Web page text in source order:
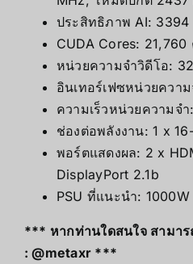
ประสิทธิภาพ AI: 3394
CUDA Cores: 21,760
หน่วยความจำวิดีโอ:
อินเทอร์เฟซหน่วยควา
ความเร็วหน่วยความจ
ช่องต่อพลังงาน: 1 x
พอร์ตแสดงผล: 2 x
DisplayPort 2.1b
PSU ที่แนะนำ: 1000W
*** หากท่านใดสนใจ สามา
:@metaxr ***